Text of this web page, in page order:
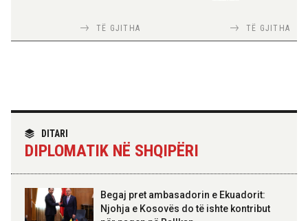
09:52 06-08-2026
Përmbarimi Shtetëror, 22 zyra në
vendimeve të gjykatave
09:50 06-08-2026
TË GJITHA TIRANA DIPLOMAT
TIRANA DIPLOMAT
Skënderbeut dhe Ismail
TË GJITHA
DITARI
DIPLOMATIK NË SHQIPËRI
Begaj pret ambasadorin e Ekuadorit:
Njohja e Kosovës do të ishte kontribut